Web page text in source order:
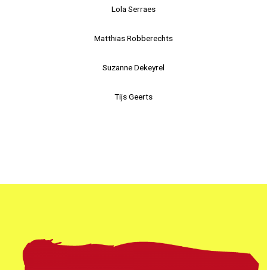
Lola Serraes
Matthias Robberechts
Suzanne Dekeyrel
Tijs Geerts